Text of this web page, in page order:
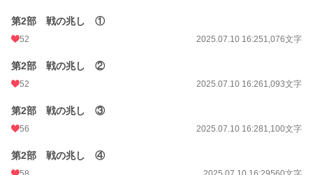
第2部 戦の兆し ①
52 2025.07.10 16:251,076文字
第2部 戦の兆し ②
52 2025.07.10 16:261,093文字
第2部 戦の兆し ③
56 2025.07.10 16:281,100文字
第2部 戦の兆し ④